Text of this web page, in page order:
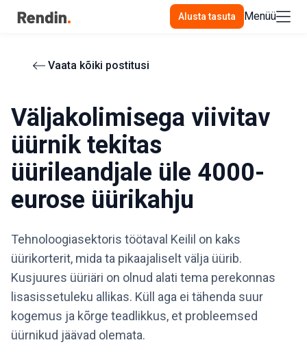
Alusta tasuta Menüü
Vaata kõiki postitusi
Väljakolimisega viivitav
üürnik tekitas
üürileandjale üle 4000-
eurose üürikahju
Tehnoloogiasektoris töötaval Keilil on kaks
üürikorterit, mida ta pikaajaliselt välja üürib.
Kusjuures üüriäri on olnud alati tema perekonnas
lisasissetuleku allikas. Küll aga ei tähenda suur
kogemus ja kõrge teadlikkus, et probleemsed
üürnikud jäävad olemata.